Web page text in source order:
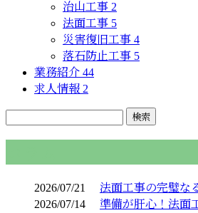
治山工事 2
法面工事 5
災害復旧工事 4
落石防止工事 5
業務紹介 44
求人情報 2
2026/07/21
法面工事の完璧な
2026/07/14
準備が肝心！法面